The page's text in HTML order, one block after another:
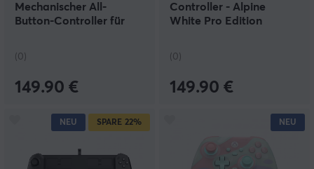
Mechanischer All-
Button-Controller für
(0)
149.90 €
Controller - Alpine
White Pro Edition
(0)
149.90 €
NEU SPARE 22% NEU